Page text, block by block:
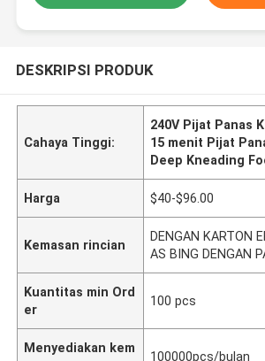
DESKRIPSI PRODUK
Cahaya Tinggi:
240V Pijat Panas
15 menit Pijat
Deep Kneading
Harga $40-$96.00
Kemasan rincian
DENGAN KARTON
AS BING DENGAN
Kuantitas min Ord
er
100 pcs
Menyediakan kem
100000pcs/bulan